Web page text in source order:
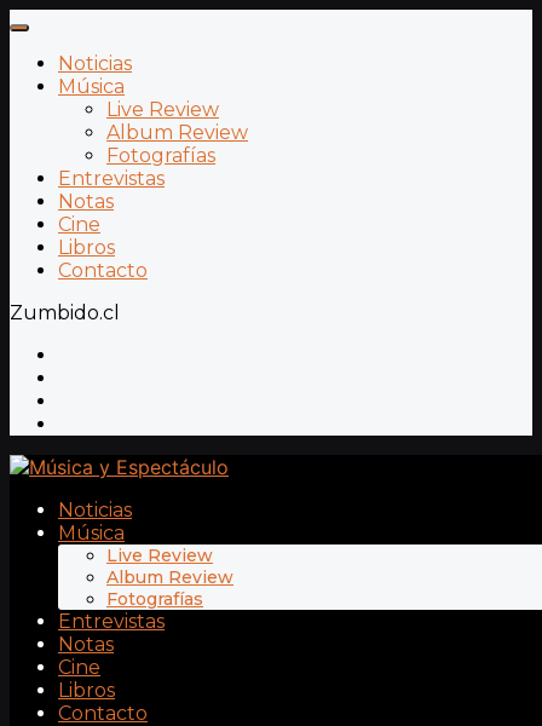
Noticias
Música
Live Review
Album Review
Fotografías
Entrevistas
Notas
Cine
Libros
Contacto
Zumbido.cl
Noticias
Música
Live Review
Album Review
Fotografías
Entrevistas
Notas
Cine
Libros
Contacto